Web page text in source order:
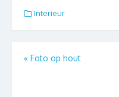
Interieur
Berichtnavigatie
« Foto op hout